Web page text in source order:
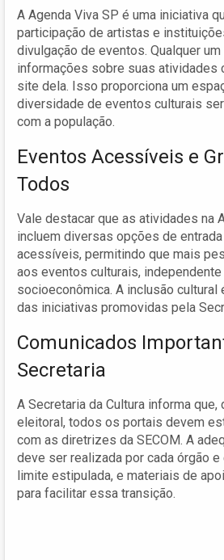
A Agenda Viva SP é uma iniciativa
participação de artistas e
divulgação de eventos. Qualquer
informações sobre suas atividades
site dela. Isso proporciona um
diversidade de eventos culturais
com a população.
Eventos Acessíveis e
Todos
Vale destacar que as atividades na
incluem diversas opções de
acessíveis, permitindo que mais
aos eventos culturais,
socioeconômica. A inclusão cultural
das iniciativas promovidas pela
Comunicados
Secretaria
A Secretaria da Cultura informa
eleitoral, todos os portais devem
com as diretrizes da SECOM. A
deve ser realizada por cada órgão
limite estipulada, e materiais de
para facilitar essa transição.